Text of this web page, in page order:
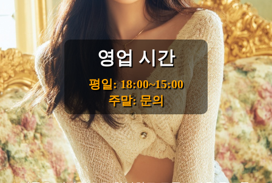
영업 시간
평일: 18:00~15:00
주말: 문의